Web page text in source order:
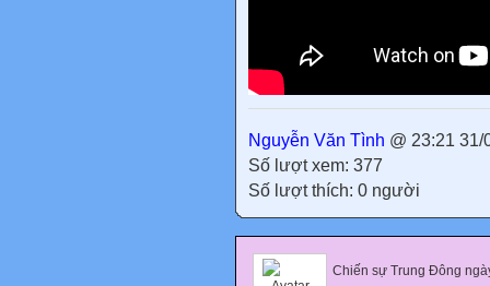
Nguyễn Văn Tình @ 23:21 31/
Số lượt xem: 377
Số lượt thích: 0 người
Chiến sự Trung Đông